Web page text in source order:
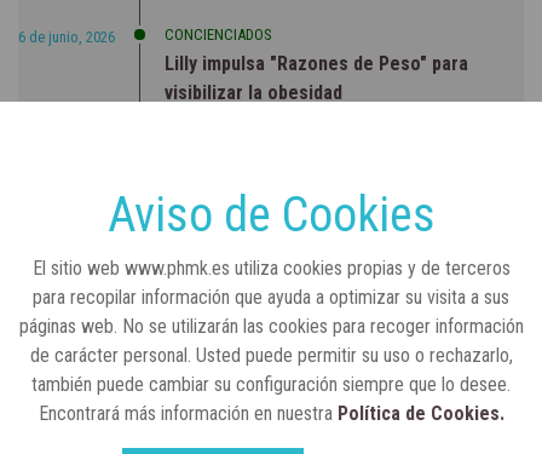
6 de junio, 2026 CONCIENCIADOS
Lilly impulsa "Razones de Peso" para
visibilizar la obesidad
Real Academia Nacional de Farmacia: un
laboratorio de ideas que se ha adaptado a
Aviso de Cookies
El sitio web www.phmk.es utiliza cookies propias y de terceros
para recopilar información que ayuda a optimizar su visita a sus
páginas web. No se utilizarán las cookies para recoger información
de carácter personal. Usted puede permitir su uso o rechazarlo,
también puede cambiar su configuración siempre que lo desee.
Encontrará más información en nuestra Política de Cookies.